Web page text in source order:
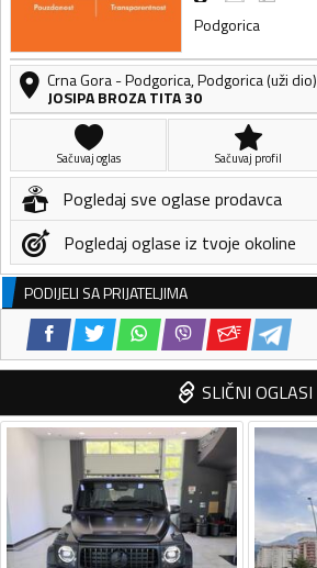
Podgorica
Crna Gora-Podgorica,Podgorica (uži dio)
JOSIPA BROZA TITA 30
Sačuvaj oglas Sačuvaj profil
Pogledaj sve oglase prodavca
Pogledaj oglase iz tvoje okoline
PODIJELI SA PRIJATELJIMA
SLIČNI OGLASI